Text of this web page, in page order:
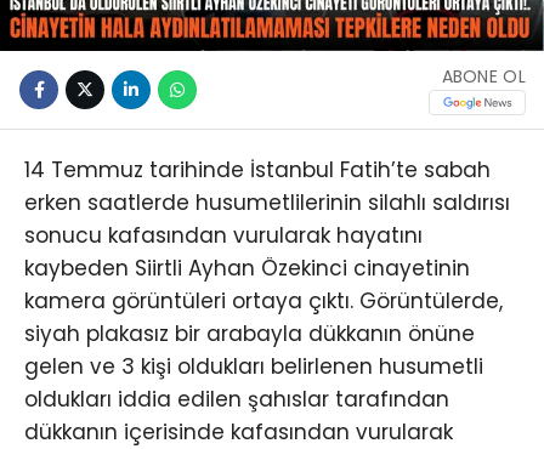
ABONE OL
14 Temmuz tarihinde İstanbul Fatih’te sabah
erken saatlerde husumetlilerinin silahlı saldırısı
sonucu kafasından vurularak hayatını
kaybeden Siirtli Ayhan Özekinci cinayetinin
kamera görüntüleri ortaya çıktı. Görüntülerde,
siyah plakasız bir arabayla dükkanın önüne
gelen ve 3 kişi oldukları belirlenen husumetli
oldukları iddia edilen şahıslar tarafından
dükkanın içerisinde kafasından vurularak